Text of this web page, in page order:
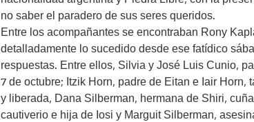
no saber el paradero de sus seres queridos.
Entre los acompañantes se encontraban Rony
detalladamente lo sucedido desde ese fatídico
respuestas. Entre ellos, Silvia y José Luis Cunio,
7 de octubre; Itzik Horn, padre de Eitan e Iair
y liberada, Dana Silberman, hermana de Shiri,
cautiverio e hija de Iosi y Marguit Silberman,